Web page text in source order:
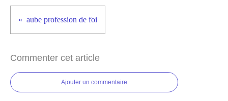
aube profession de foi
Commenter cet article
Ajouter un commentaire